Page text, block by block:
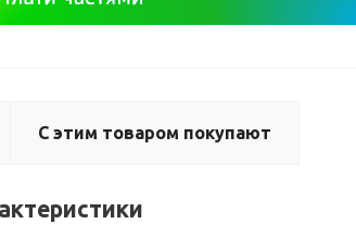
С этим товаром покупают